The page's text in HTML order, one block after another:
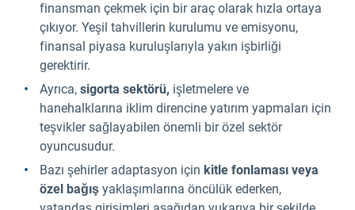
finansman çekmek için bir araç olarak hızla ortaya
çıkıyor. Yeşil tahvillerin kurulumu ve emisyonu,
finansal piyasa kuruluşlarıyla yakın işbirliği
gerektirir.
Ayrıca, sigorta sektörü, işletmelere ve
hanehalklarına iklim direncine yatırım yapmaları için
teşvikler sağlayabilen önemli bir özel sektör
oyuncusudur.
Bazı şehirler adaptasyon için kitle fonlaması veya
özel bağış yaklaşımlarına öncülük ederken,